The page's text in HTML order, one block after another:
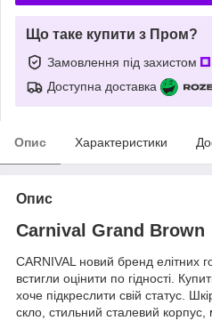
Що таке купити з Пром?
Замовлення під захистом
Доступна доставка
Опис Характеристики
Опис
Carnival Grand Brown
CARNIVAL новий бренд елітних
встигли оцінити по гідності.
хоче підкреслити свій статус.
скло, стильний сталевий корпус,